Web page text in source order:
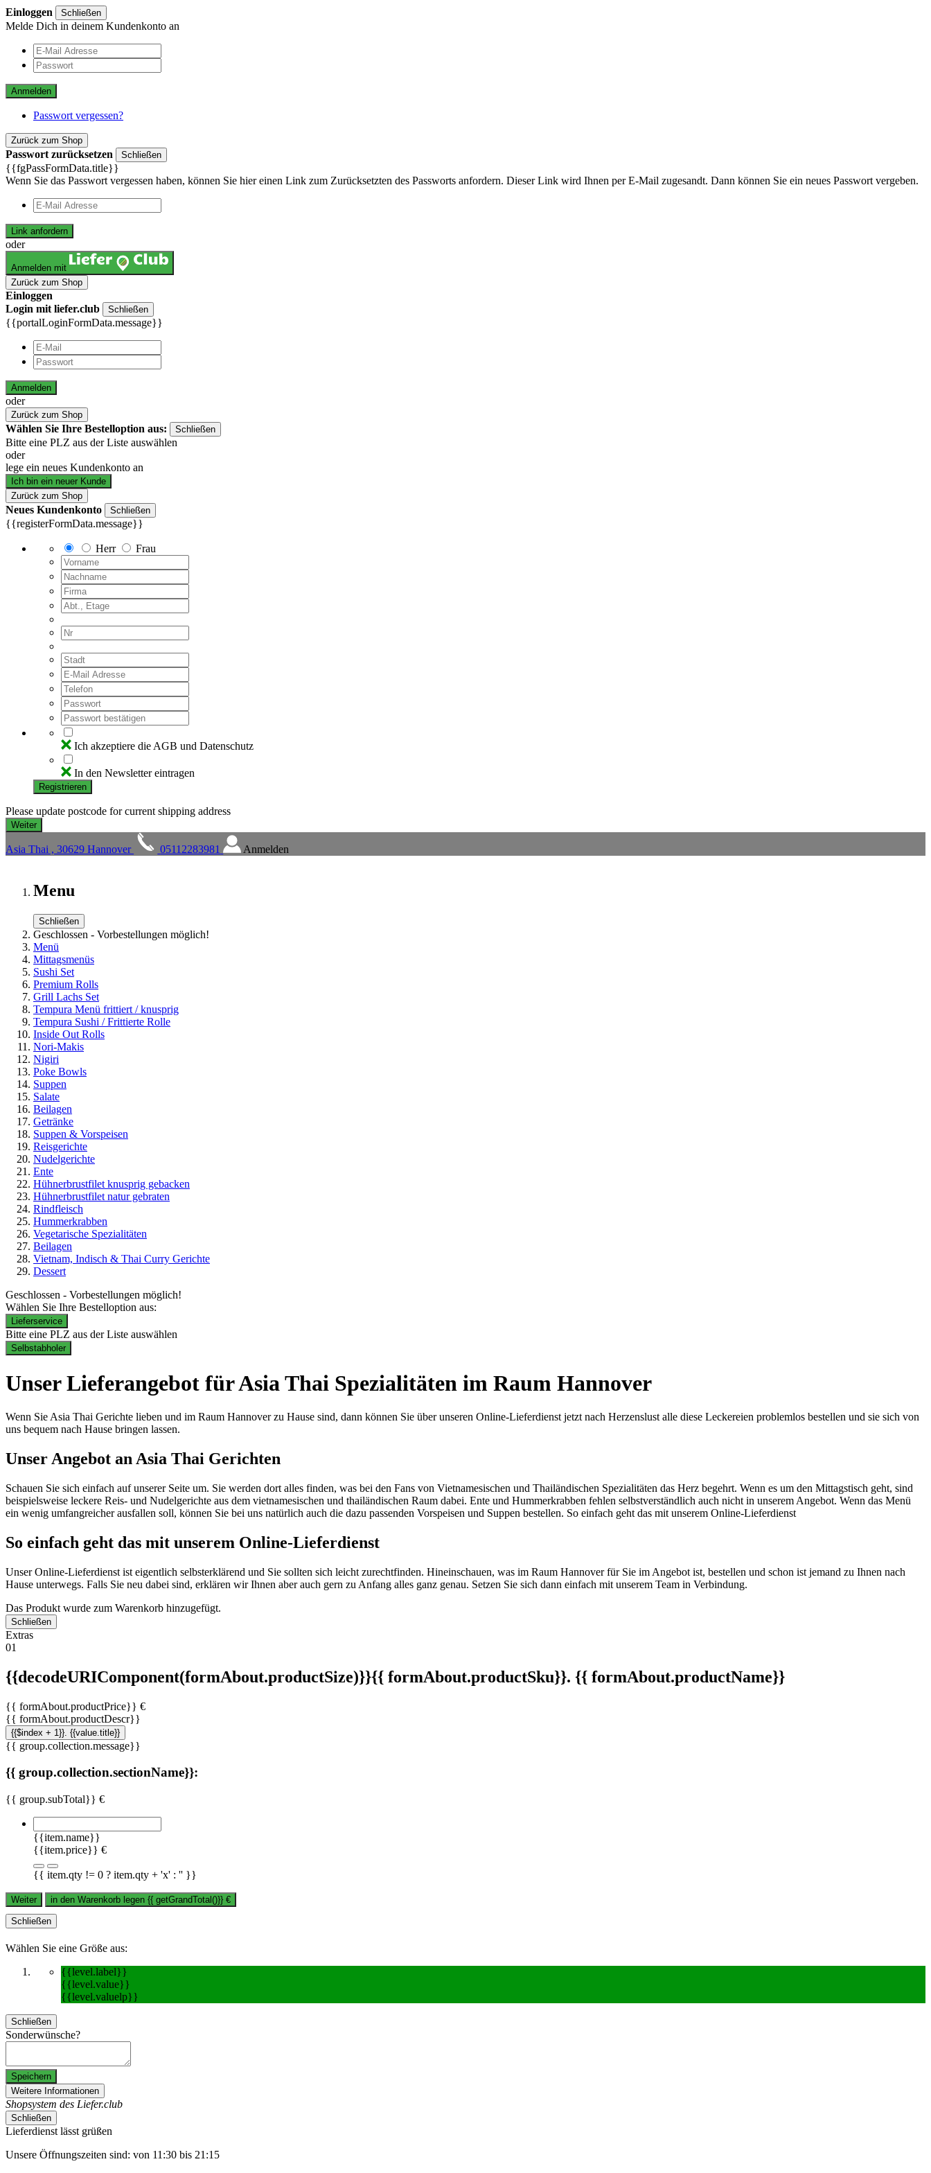
Einloggen Schließen
Melde Dich in deinem Kundenkonto an
Anmelden
Passwort vergessen?
Zurück zum Shop
Passwort zurücksetzen Schließen
{{fgPassFormData.title}}
Wenn Sie das Passwort vergessen haben, können Sie hier einen Link zum Zurücksetzten des Passworts anfordern. Dieser Link wird Ihnen per E-Mail zugesandt. Dann können Sie ein neues Passwort vergeben.
Link anfordern
oder
Anmelden mit
Zurück zum Shop
Einloggen
Login mit liefer.club
Schließen
{{portalLoginFormData.message}}
Anmelden
oder
Zurück zum Shop
Wählen Sie Ihre Bestelloption aus: Schließen
Bitte eine PLZ aus der Liste auswählen
oder
lege ein neues Kundenkonto an
Ich bin ein neuer Kunde
Zurück zum Shop
Neues Kundenkonto Schließen
{{registerFormData.message}}
Herr Frau
Ich akzeptiere die AGB und Datenschutz
In den Newsletter eintragen
Registrieren
Please update postcode for current shipping address
Asia Thai , 30629 Hannover 05112283981 Anmelden
Menu
Schließen
Geschlossen - Vorbestellungen möglich!
Menü
Mittagsmenüs
Sushi Set
Premium Rolls
Grill Lachs Set
Tempura Menü frittiert / knusprig
Tempura Sushi / Frittierte Rolle
Inside Out Rolls
Nori-Makis
Nigiri
Poke Bowls
Suppen
Salate
Beilagen
Getränke
Suppen & Vorspeisen
Reisgerichte
Nudelgerichte
Ente
Hühnerbrustfilet knusprig gebacken
Hühnerbrustfilet natur gebraten
Rindfleisch
Hummerkrabben
Vegetarische Spezialitäten
Beilagen
Vietnam, Indisch & Thai Curry Gerichte
Dessert
Geschlossen - Vorbestellungen möglich!
Wählen Sie Ihre Bestelloption aus:
Lieferservice
Bitte eine PLZ aus der Liste auswählen
Selbstabholer
Unser Lieferangebot für Asia Thai Spezialitäten im Raum Hannover
Wenn Sie Asia Thai Gerichte lieben und im Raum Hannover zu Hause sind, dann können Sie über unseren Online-Lieferdienst jetzt nach Herzenslust alle diese Leckereien problemlos bestellen und sie sich von
uns bequem nach Hause bringen lassen.
Unser Angebot an Asia Thai Gerichten
Schauen Sie sich einfach auf unserer Seite um. Sie werden dort alles finden, was bei den Fans von Vietnamesischen und Thailändischen Spezialitäten das Herz begehrt. Wenn es um den Mittagstisch geht, sind
beispielsweise leckere Reis- und Nudelgerichte aus dem vietnamesischen und thailändischen Raum dabei. Ente und Hummerkrabben fehlen selbstverständlich auch nicht in unserem Angebot. Wenn das Menü
ein wenig umfangreicher ausfallen soll, können Sie bei uns natürlich auch die dazu passenden Vorspeisen und Suppen bestellen. So einfach geht das mit unserem Online-Lieferdienst
So einfach geht das mit unserem Online-Lieferdienst
Unser Online-Lieferdienst ist eigentlich selbsterklärend und Sie sollten sich leicht zurechtfinden. Hineinschauen, was im Raum Hannover für Sie im Angebot ist, bestellen und schon ist jemand zu Ihnen nach
Hause unterwegs. Falls Sie neu dabei sind, erklären wir Ihnen aber auch gern zu Anfang alles ganz genau. Setzen Sie sich dann einfach mit unserem Team in Verbindung.
Das Produkt wurde zum Warenkorb hinzugefügt.
Schließen
Extras
01
{{decodeURIComponent(formAbout.productSize)}}{{ formAbout.productSku}}. {{ formAbout.productName}}
{{ formAbout.productPrice}} €
{{ formAbout.productDescr}}
{{$index + 1}}. {{value.title}}
{{ group.collection.message}}
{{ group.collection.sectionName}}:
{{ group.subTotal}} €
{{item.name}}
{{item.price}} €
{{ item.qty != 0 ? item.qty + 'x' : '' }}
Weiter in den Warenkorb legen {{ getGrandTotal()}} €
Schließen
Wählen Sie eine Größe aus:
{{level.label}}
{{level.value}}
{{level.valuelp}}
Schließen
Sonderwünsche?
Speichern
Weitere Informationen
Shopsystem des Liefer.club
Schließen
Lieferdienst lässt grüßen
Unsere Öffnungszeiten sind: von 11:30 bis 21:15